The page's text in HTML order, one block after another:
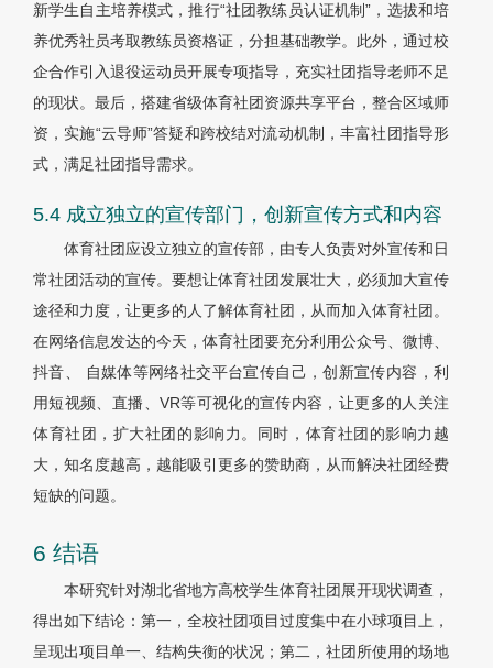
新学生自主培养模式，推行“社团教练员认证机制”，选拔和培
养优秀社员考取教练员资格证，分担基础教学。此外，通过校
企合作引入退役运动员开展专项指导，充实社团指导老师不足
的现状。最后，搭建省级体育社团资源共享平台，整合区域师
资，实施“云导师”答疑和跨校结对流动机制，丰富社团指导形
式，满足社团指导需求。
5.4 成立独立的宣传部门，创新宣传方式和内容
体育社团应设立独立的宣传部，由专人负责对外宣传和日
常社团活动的宣传。要想让体育社团发展壮大，必须加大宣传
途径和力度，让更多的人了解体育社团，从而加入体育社团。
在网络信息发达的今天，体育社团要充分利用公众号、微博、
抖音、 自媒体等网络社交平台宣传自己，创新宣传内容，利
用短视频、直播、VR等可视化的宣传内容，让更多的人关注
体育社团，扩大社团的影响力。同时，体育社团的影响力越
大，知名度越高，越能吸引更多的赞助商，从而解决社团经费
短缺的问题。
6 结语
本研究针对湖北省地方高校学生体育社团展开现状调查，
得出如下结论：第一，全校社团项目过度集中在小球项目上，
呈现出项目单一、结构失衡的状况；第二，社团所使用的场地